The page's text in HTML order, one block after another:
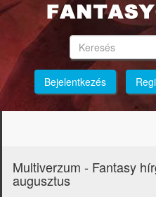
Ugrás
tartalomra
Keresés
Bejelentkezés
Multiverzum - Fantasy
augusztus